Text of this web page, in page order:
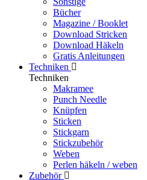
Bücher
Magazine / Booklet
Download Stricken
Download Häkeln
Gratis Anleitungen
Techniken
Techniken
Makramee
Punch Needle
Knüpfen
Sticken
Stickgarn
Stickzubehör
Weben
Perlen häkeln / weben
Zubehör